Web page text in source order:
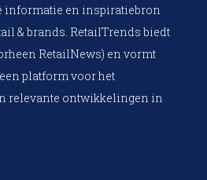
informatie en inspiratiebron
& brands. RetailTrends biedt
RetailNews) en vormt
platform voor het
relevante ontwikkelingen in